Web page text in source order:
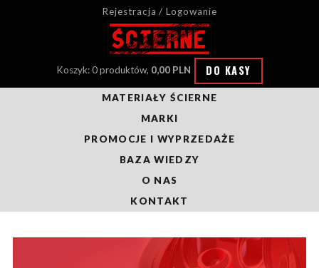
Rejestracja / Logowanie
Koszyk: 0 produktów, 0,00 PLN DO KASY
MATERIAŁY ŚCIERNE
MARKI
PROMOCJE I WYPRZEDAŻE
BAZA WIEDZY
O NAS
KONTAKT